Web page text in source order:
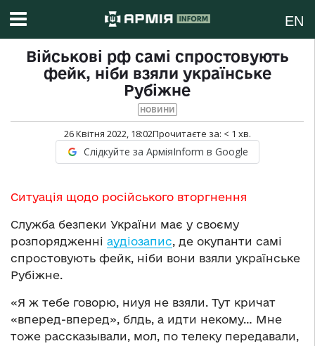
EN
Військові рф самі спростовують
фейк, ніби взяли українське
Рубіжне
НОВИНИ
26 Квітня 2022, 18:02Прочитаєте за: < 1 хв.
Слідкуйте за АрміяInform в Google
Ситуація щодо російського вторгнення
Служба безпеки України має у своєму
розпорядженні аудіозапис, де окупанти самі
спростовують фейк, ніби вони взяли українське
Рубіжне.
«Я ж тебе говорю, ниуя не взяли. Тут кричат
«вперед-вперед», блдь, а идти некому… Мне
тоже рассказывали, мол, по телеку передавали,